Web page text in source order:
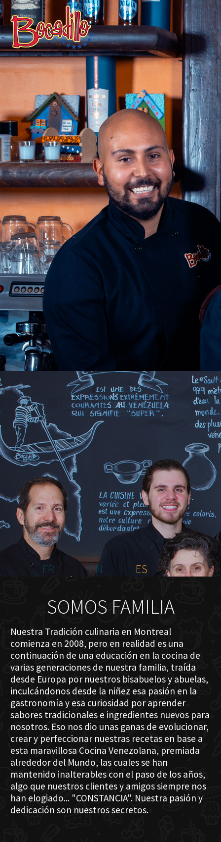
INICIO
NOSOTROS
MENÚ PLATEAU
EVENTOS
RESERVACIONES
COMENTARIOS
CONTACTO
FR
EN ES
SOMOS FAMILIA
Nuestra Tradición culinaria en Montreal
comienza en 2008, pero en realidad es una
continuación de una educación en la cocina de
varias generaciones de nuestra familia, traída
desde Europa por nuestros bisabuelos y abuelas,
inculcándonos desde la niñez esa pasión en la
gastronomía y esa curiosidad por aprender
sabores tradicionales e ingredientes nuevos para
nosotros. Eso nos dio unas ganas de evolucionar,
crear y perfeccionar nuestras recetas en base a
esta maravillosa Cocina Venezolana, premiada
alrededor del Mundo, las cuales se han
mantenido inalterables con el paso de los años,
algo que nuestros clientes y amigos siempre nos
han elogiado... "CONSTANCIA". Nuestra pasión y
dedicación son nuestros secretos.